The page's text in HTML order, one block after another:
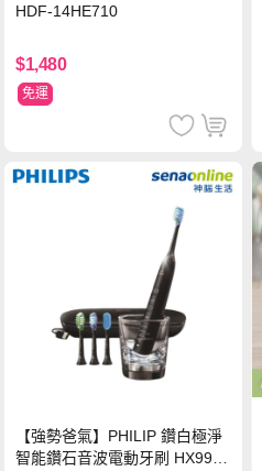
HDF-14HE710
$1,480
免運
【強勢爸氣】PHILIP 鑽白極淨
智能鑽石音波電動牙刷 HX9924